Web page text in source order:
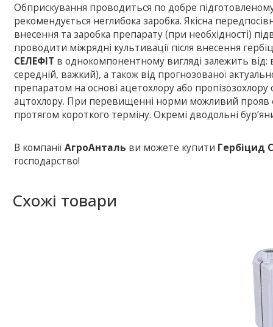
Обприскування проводиться по добре
рекомендується неглибока заробка. Якісна
внесення та заробка препарату (при необхідності)
проводити міжрядні культивації після внесення
СЕЛЕФІТ в однокомпонентному вигляді залежить від:
середній, важкий), а також від прогнозованої
препаратом на основі ацетохлору або
ацтохлору. При перевищенні норми можливий прояв
протягом короткого терміну. Окремі дводольні
В компаніїАгроАнталь ви можете купити Гербіцид
господарство!
Схожі товари